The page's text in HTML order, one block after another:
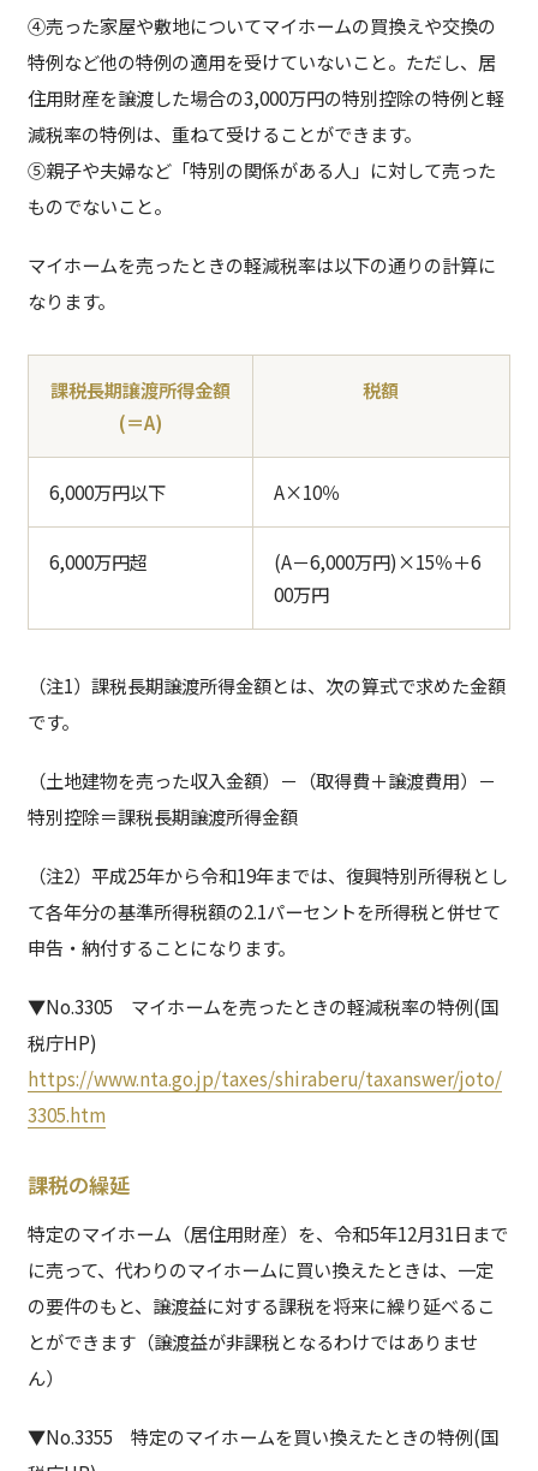
④売った家屋や敷地についてマイホームの買換えや交換の
特例など他の特例の適用を受けていないこと。ただし、居
住用財産を譲渡した場合の3,000万円の特別控除の特例と軽
減税率の特例は、重ねて受けることができます。
⑤親子や夫婦など「特別の関係がある人」に対して売った
ものでないこと。
マイホームを売ったときの軽減税率は以下の通りの計算に
なります。
課税長期譲渡所得金額
(＝A)
税額
6,000万円以下 A×10％
6,000万円超
(A－6,000万円)×15％＋6
00万円
（注1）課税長期譲渡所得金額とは、次の算式で求めた金額
です。
（土地建物を売った収入金額）－（取得費＋譲渡費用）－
特別控除＝課税長期譲渡所得金額
（注2）平成25年から令和19年までは、復興特別所得税とし
て各年分の基準所得税額の2.1パーセントを所得税と併せて
申告・納付することになります。
▼No.3305 マイホームを売ったときの軽減税率の特例(国
税庁HP)
https://www.nta.go.jp/taxes/shiraberu/taxanswer/joto/
3305.htm
課税の繰延
特定のマイホーム（居住用財産）を、令和5年12月31日まで
に売って、代わりのマイホームに買い換えたときは、一定
の要件のもと、譲渡益に対する課税を将来に繰り延べるこ
とができます（譲渡益が非課税となるわけではありませ
ん）
▼No.3355 特定のマイホームを買い換えたときの特例(国